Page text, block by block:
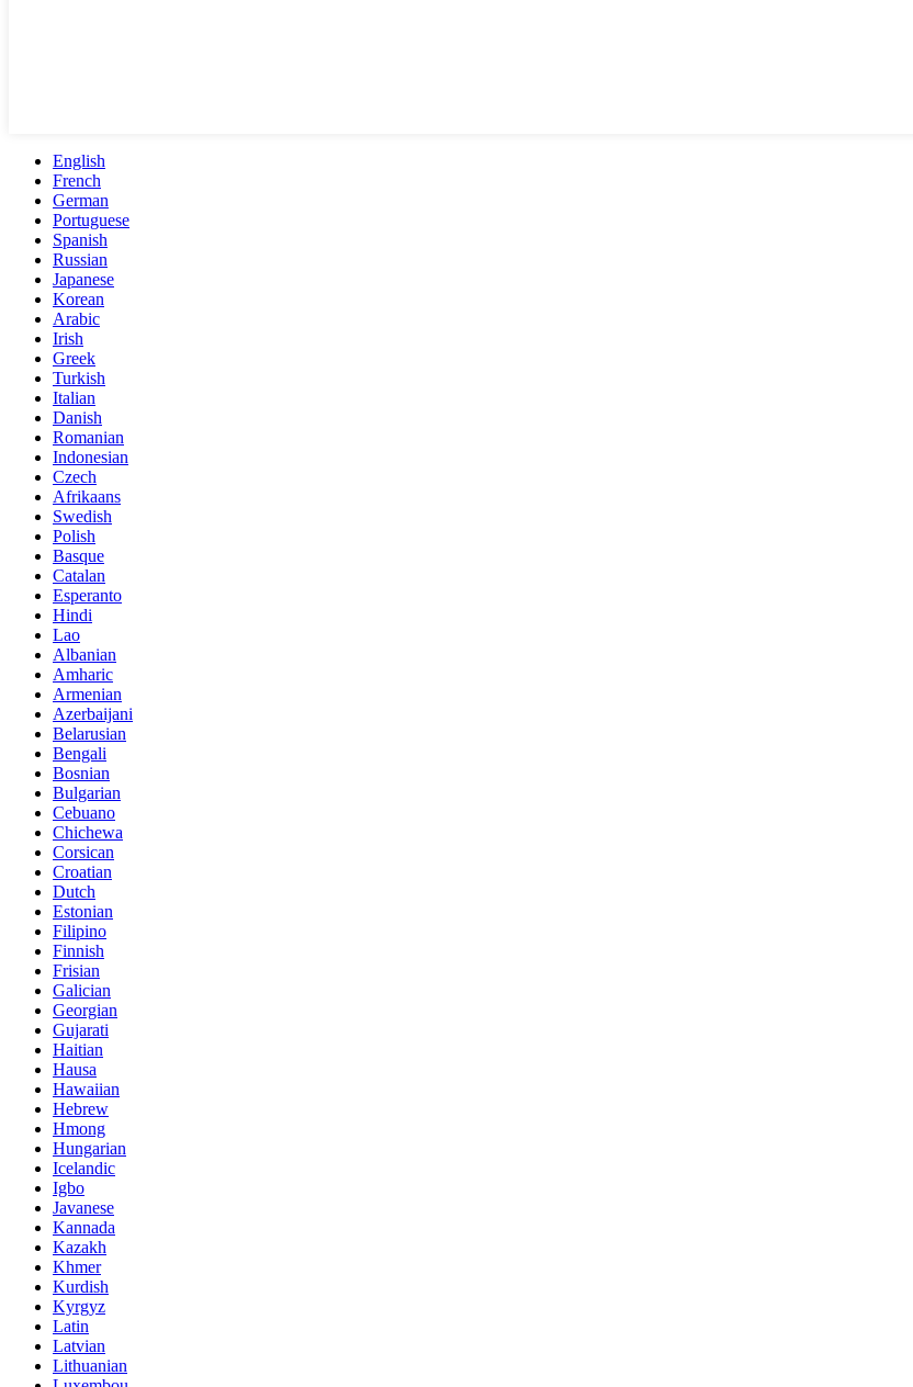
English
French
German
Portuguese
Spanish
Russian
Japanese
Korean
Arabic
Irish
Greek
Turkish
Italian
Danish
Romanian
Indonesian
Czech
Afrikaans
Swedish
Polish
Basque
Catalan
Esperanto
Hindi
Lao
Albanian
Amharic
Armenian
Azerbaijani
Belarusian
Bengali
Bosnian
Bulgarian
Cebuano
Chichewa
Corsican
Croatian
Dutch
Estonian
Filipino
Finnish
Frisian
Galician
Georgian
Gujarati
Haitian
Hausa
Hawaiian
Hebrew
Hmong
Hungarian
Icelandic
Igbo
Javanese
Kannada
Kazakh
Khmer
Kurdish
Kyrgyz
Latin
Latvian
Lithuanian